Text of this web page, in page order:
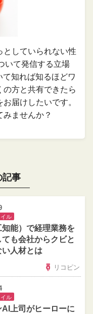
としていられない性
いて発信する立場
知れば知るほどワ
の方と共有できたら
届けしたいです。
ませんか？
記事
ル
能）で経理業務を
も会社からクビと
い人材とは
リコピン
ル
AI上司がヒーローに